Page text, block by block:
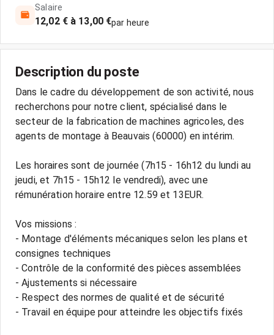
Salaire
12,02 € à 13,00 €par heure
Description du poste
Dans le cadre du développement de son activité, nous
recherchons pour notre client, spécialisé dans le
secteur de la fabrication de machines agricoles, des
agents de montage à Beauvais (60000) en intérim.
Les horaires sont de journée (7h15 - 16h12 du lundi au
jeudi, et 7h15 - 15h12 le vendredi), avec une
rémunération horaire entre 12.59 et 13EUR.
Vos missions :
- Montage d'éléments mécaniques selon les plans et
consignes techniques
- Contrôle de la conformité des pièces assemblées
- Ajustements si nécessaire
- Respect des normes de qualité et de sécurité
- Travail en équipe pour atteindre les objectifs fixés